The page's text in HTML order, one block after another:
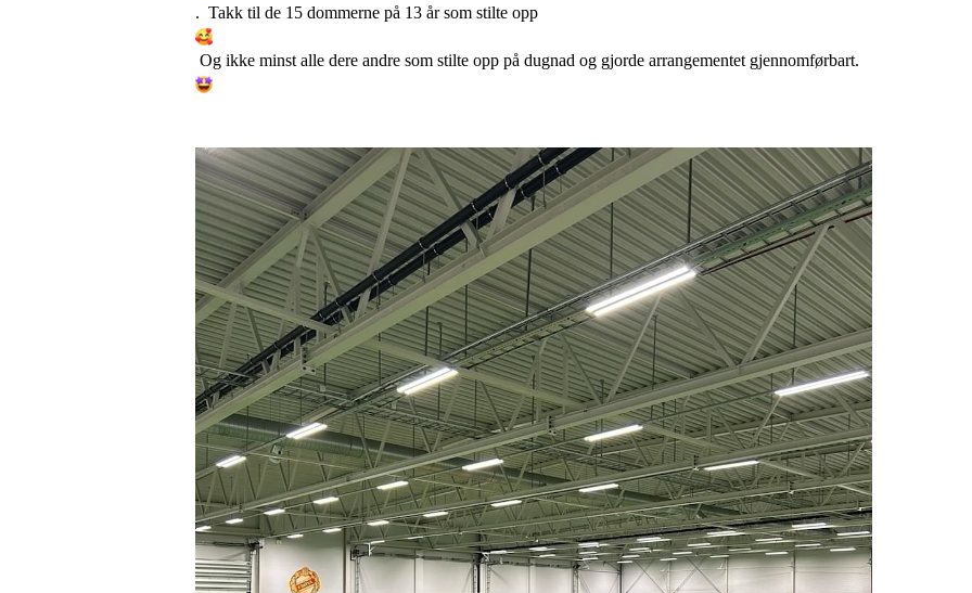
. Takk til de 15 dommerne på 13 år som stilte opp
Og ikke minst alle dere andre som stilte opp på dugnad og gjorde arrangementet gjennomførbart.